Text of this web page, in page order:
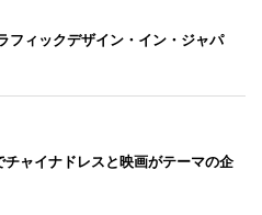
フィックデザイン・イン・ジャパ
チャイナドレスと映画がテーマの企